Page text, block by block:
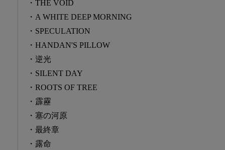
・THE VOID
・A WHITE DEEP MORNING
・SPECULATION
・HANDAN'S PILLOW
・逆光
・SILENT DAY
・ROOTS OF TREE
・霹靂
・塞の河原
・最終章
・露命